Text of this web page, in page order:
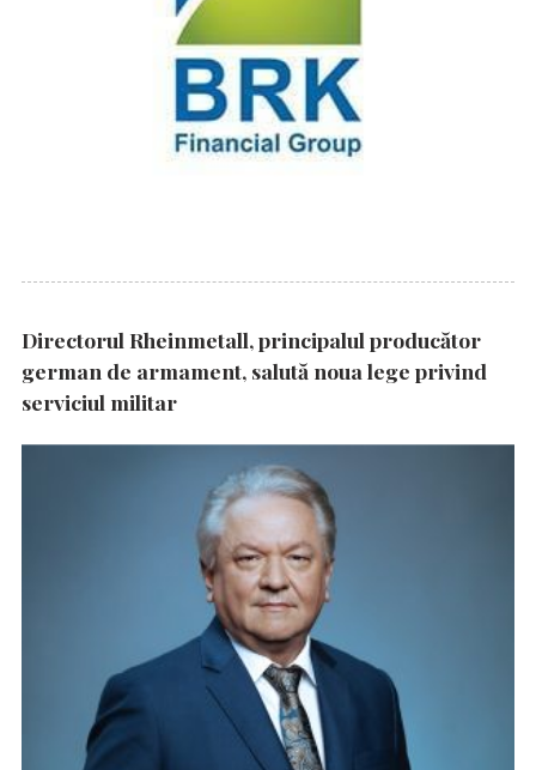
Directorul Rheinmetall, principalul producător
german de armament, salută noua lege privind
serviciul militar